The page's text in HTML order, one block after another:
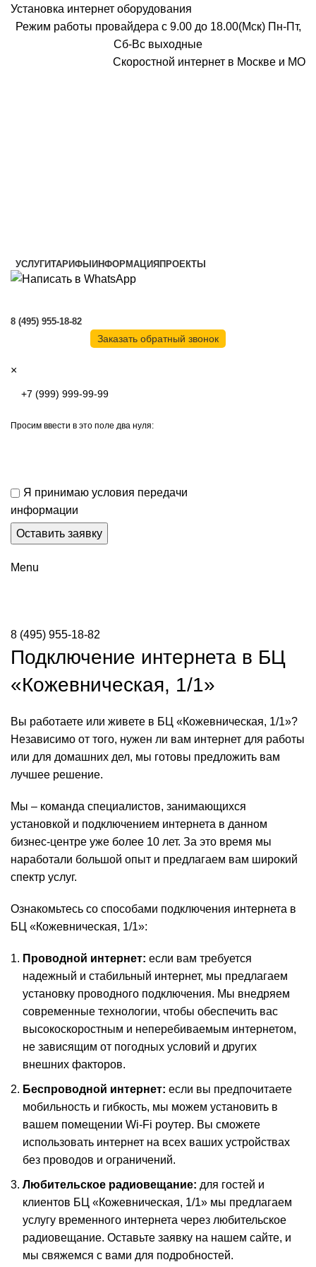
Установка интернет оборудования
Режим работы провайдера с 9.00 до 18.00(Мск) Пн-Пт,
Сб-Вс выходные
Скоростной интернет в Москве и МО
УСЛУГИТАРИФЫИНФОРМАЦИЯПРОЕКТЫ
8 (495) 955-18-82
Заказать обратный звонок
×
Просим ввести в это поле два нуля:
Я принимаю условия передачи
информации
Menu
8 (495) 955-18-82
Подключение интернета в БЦ
«Кожевническая, 1/1»
Вы работаете или живете в БЦ «Кожевническая, 1/1»?
Независимо от того, нужен ли вам интернет для работы
или для домашних дел, мы готовы предложить вам
лучшее решение.
Мы – команда специалистов, занимающихся
установкой и подключением интернета в данном
бизнес-центре уже более 10 лет. За это время мы
наработали большой опыт и предлагаем вам широкий
спектр услуг.
Ознакомьтесь со способами подключения интернета в
БЦ «Кожевническая, 1/1»:
Проводной интернет: если вам требуется
надежный и стабильный интернет, мы предлагаем
установку проводного подключения. Мы внедряем
современные технологии, чтобы обеспечить вас
высокоскоростным и неперебиваемым интернетом,
не зависящим от погодных условий и других
внешних факторов.
Беспроводной интернет: если вы предпочитаете
мобильность и гибкость, мы можем установить в
вашем помещении Wi-Fi роутер. Вы сможете
использовать интернет на всех ваших устройствах
без проводов и ограничений.
Любительское радиовещание: для гостей и
клиентов БЦ «Кожевническая, 1/1» мы предлагаем
услугу временного интернета через любительское
радиовещание. Оставьте заявку на нашем сайте, и
мы свяжемся с вами для подробностей.